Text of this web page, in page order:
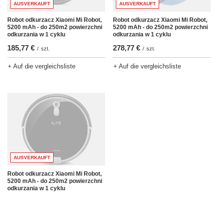
AUSVERKAUFT
Robot odkurzacz Xiaomi Mi Robot,
5200 mAh - do 250m2 powierzchni
odkurzania w 1 cyklu
185,77 € / szt.
+ Auf die vergleichsliste
AUSVERKAUFT
Robot odkurzacz Xiaomi Mi Robot,
5200 mAh - do 250m2 powierzchni
odkurzania w 1 cyklu
278,77 € / szt.
+ Auf die vergleichsliste
AUSVERKAUFT
Robot odkurzacz Xiaomi Mi Robot,
5200 mAh - do 250m2 powierzchni
odkurzania w 1 cyklu